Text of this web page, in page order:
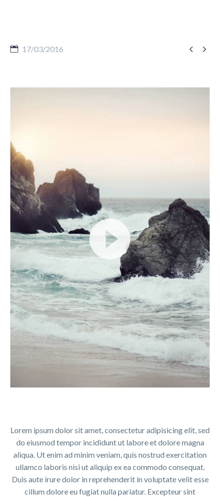
 
17/03/2016
Video
Player
Lorem ipsum dolor sit amet, consectetur adipisicing elit, sed
do eiusmod tempor incididunt ut labore et dolore magna
aliqua. Ut enim ad minim veniam, quis nostrud exercitation
ullamco laboris nisi ut aliquip ex ea commodo consequat.
Duis aute irure dolor in reprehenderit in voluptate velit esse
cillum dolore eu fugiat nulla pariatur. Excepteur sint